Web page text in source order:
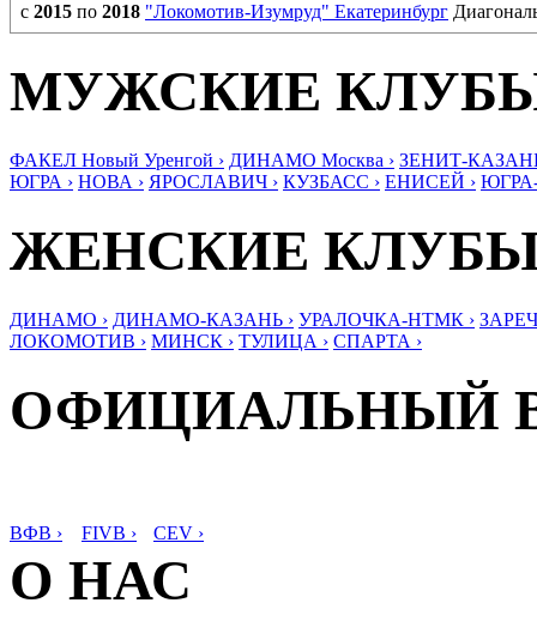
с 2015 по 2018 "Локомотив-Изумруд" Екатеринбург
МУЖСКИЕ
ФАКЕЛ Новый Уренгой › ДИНАМО Москва › ЗЕНИТ-
ЮГРА › НОВА › ЯРОСЛАВИЧ › КУЗБАСС › ЕНИСЕЙ ›
ЖЕНСКИЕ
ДИНАМО › ДИНАМО-КАЗАНЬ › УРАЛОЧКА-НТМК ›
ЛОКОМОТИВ › МИНСК › ТУЛИЦА › СПАРТА ›
ОФИЦИАЛЬНЫЙ
ВФВ › FIVB › CEV ›
О НАС